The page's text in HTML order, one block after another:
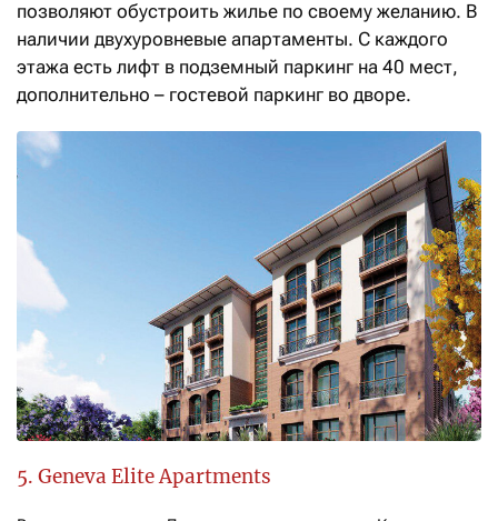
позволяют обустроить жилье по своему желанию. В
наличии двухуровневые апартаменты. С каждого
этажа есть лифт в подземный паркинг на 40 мест,
дополнительно – гостевой паркинг во дворе.
5. Geneva Elite Apartments